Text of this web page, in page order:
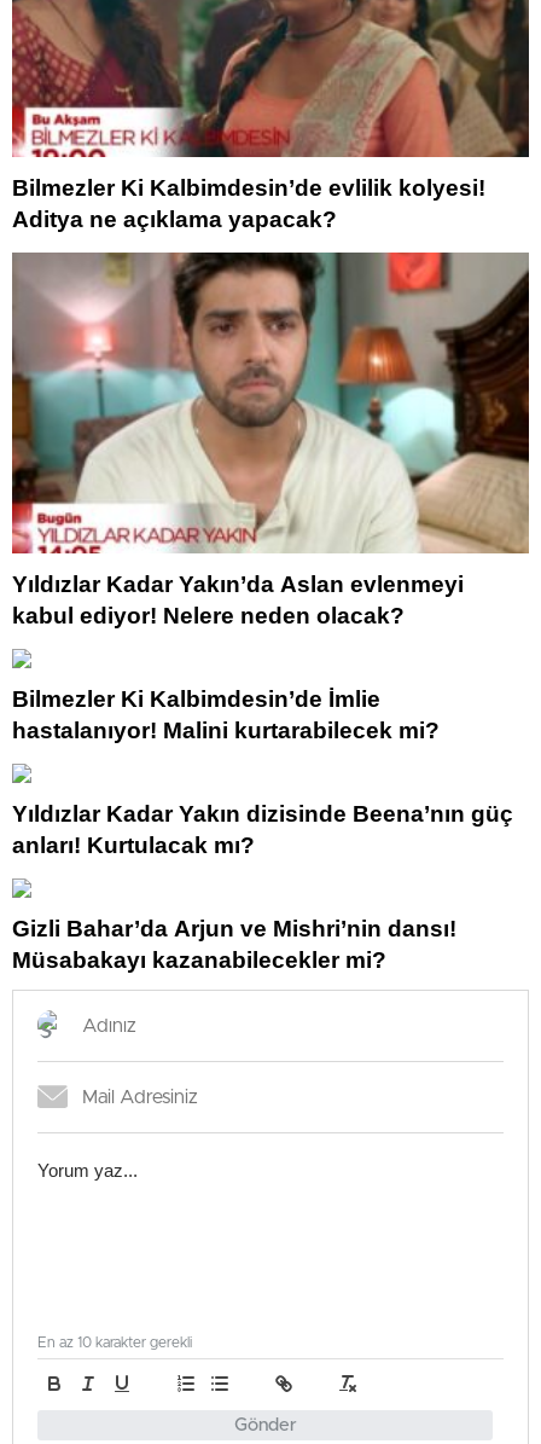
Bilmezler Ki Kalbimdesin’de evlilik kolyesi!
Aditya ne açıklama yapacak?
Yıldızlar Kadar Yakın’da Aslan evlenmeyi
kabul ediyor! Nelere neden olacak?
Bilmezler Ki Kalbimdesin’de İmlie
hastalanıyor! Malini kurtarabilecek mi?
Yıldızlar Kadar Yakın dizisinde Beena’nın güç
anları! Kurtulacak mı?
Gizli Bahar’da Arjun ve Mishri’nin dansı!
Müsabakayı kazanabilecekler mi?
Gönder
En az 10 karakter gerekli